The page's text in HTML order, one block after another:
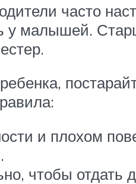
часто
у малышей.
и плохом
чтобы